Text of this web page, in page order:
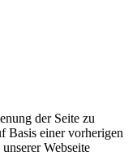
der Seite zu
Basis einer vorherigen
Webseite